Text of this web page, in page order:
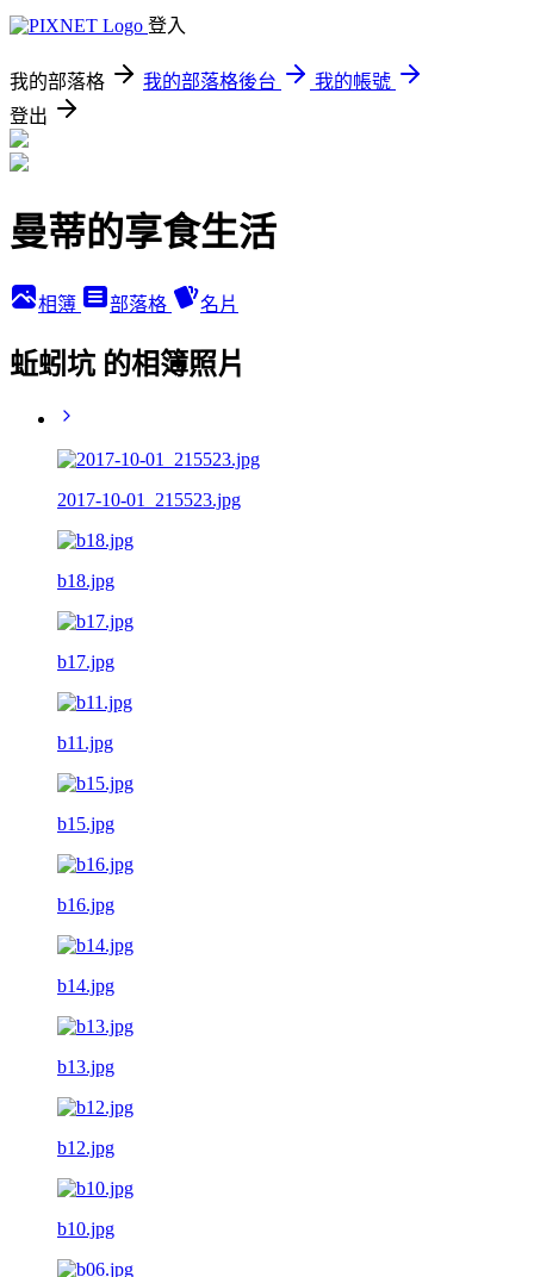
登入
我的部落格 我的部落格後台
我的帳號
登出
曼蒂的享食生活
相簿 部落格 名片
蚯蚓坑 的相簿照片
2017-10-01_215523.jpg
b18.jpg
b17.jpg
b11.jpg
b15.jpg
b16.jpg
b14.jpg
b13.jpg
b12.jpg
b10.jpg